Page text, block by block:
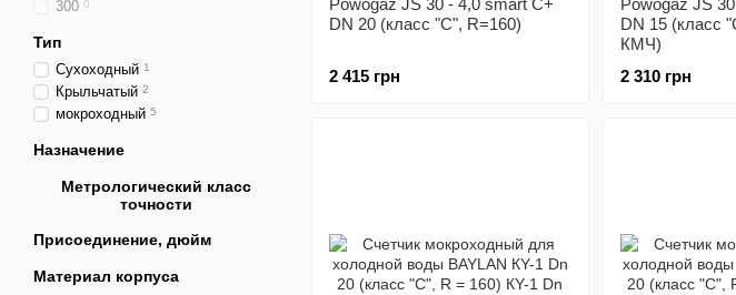
Powogaz JS 30 - 4,0 smart C+
DN 20 (класс "С", R=160)
2 415 грн
Powogaz JS
DN 15 (класс
КМЧ)
2 310 грн
300 0
Тип
Сухоходный 1
Крыльчатый 2
мокроходный 5
Назначение
Метрологический класс
точности
Присоединение, дюйм
Материал корпуса